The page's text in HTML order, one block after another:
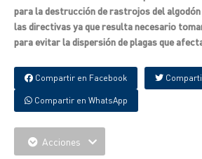
para la destrucción de rastrojos del
las directivas ya que resulta necesario
para evitar la dispersión de plagas que
Compartir en Facebook
Compartir en WhatsApp
Acciones